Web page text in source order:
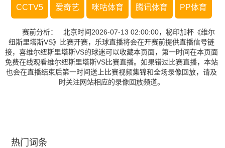
CCTV5 爱奇艺 咪咕体育 腾讯体育 PP体育
赛前分析： 北京时间2026-07-13 02:00:00，秘印加杯《维尔
纽斯里塔斯VS》比赛开赛，乐球直播将会在开赛前提供直播信号链
接，喜维尔纽斯里塔斯VS的球迷可以收藏本页面，第一时间在本页面
免费在线观看维尔纽斯里塔斯VS比赛直播。如果错过比赛直播，本站
也会在直播结束后第一时间送上比赛视频集锦和全场录像回放，请及
时关注网站相应的录像回放频道。
热门词条